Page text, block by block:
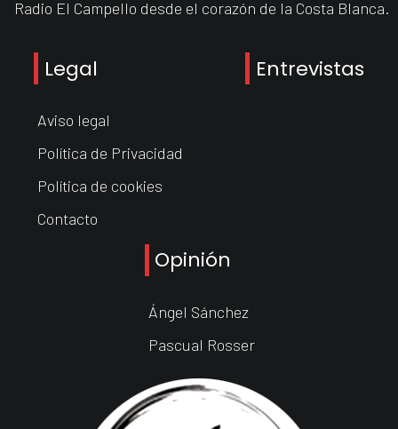
Radio El Campello desde el corazón de la Costa Blanca.
Legal
Aviso legal
Política de Privacidad
Política de cookies
Contacto
Entrevistas
Opinión
Ángel Sánchez
Pascual Rosser